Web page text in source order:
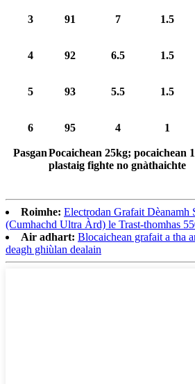
3 91 7 1.5
4 92 6.5 1.5
5 93 5.5 1.5
6 95 4 1
PasganPocaichean 25kg; pocaichean
plastaig fighte no gnàthaichte
Roimhe: Electrodan Grafait
(Cumhachd Ultra Àrd) le Trast-thomhas
Air adhart: Blocaichean grafait a tha
deagh ghiùlan dealain